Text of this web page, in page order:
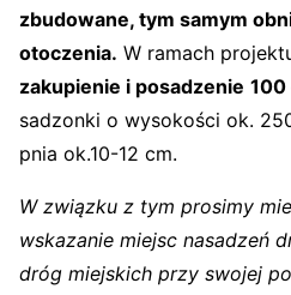
zbudowane, tym samym
otoczenia. W ramach
zakupienie i posadzenie
sadzonki o wysokości ok.
pnia ok.10-12 cm.
W związku z tym prosimy
wskazanie miejsc nasadzeń
dróg miejskich przy swojej